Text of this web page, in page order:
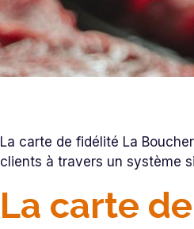
La carte de fidélité La
clients à travers un système
La carte